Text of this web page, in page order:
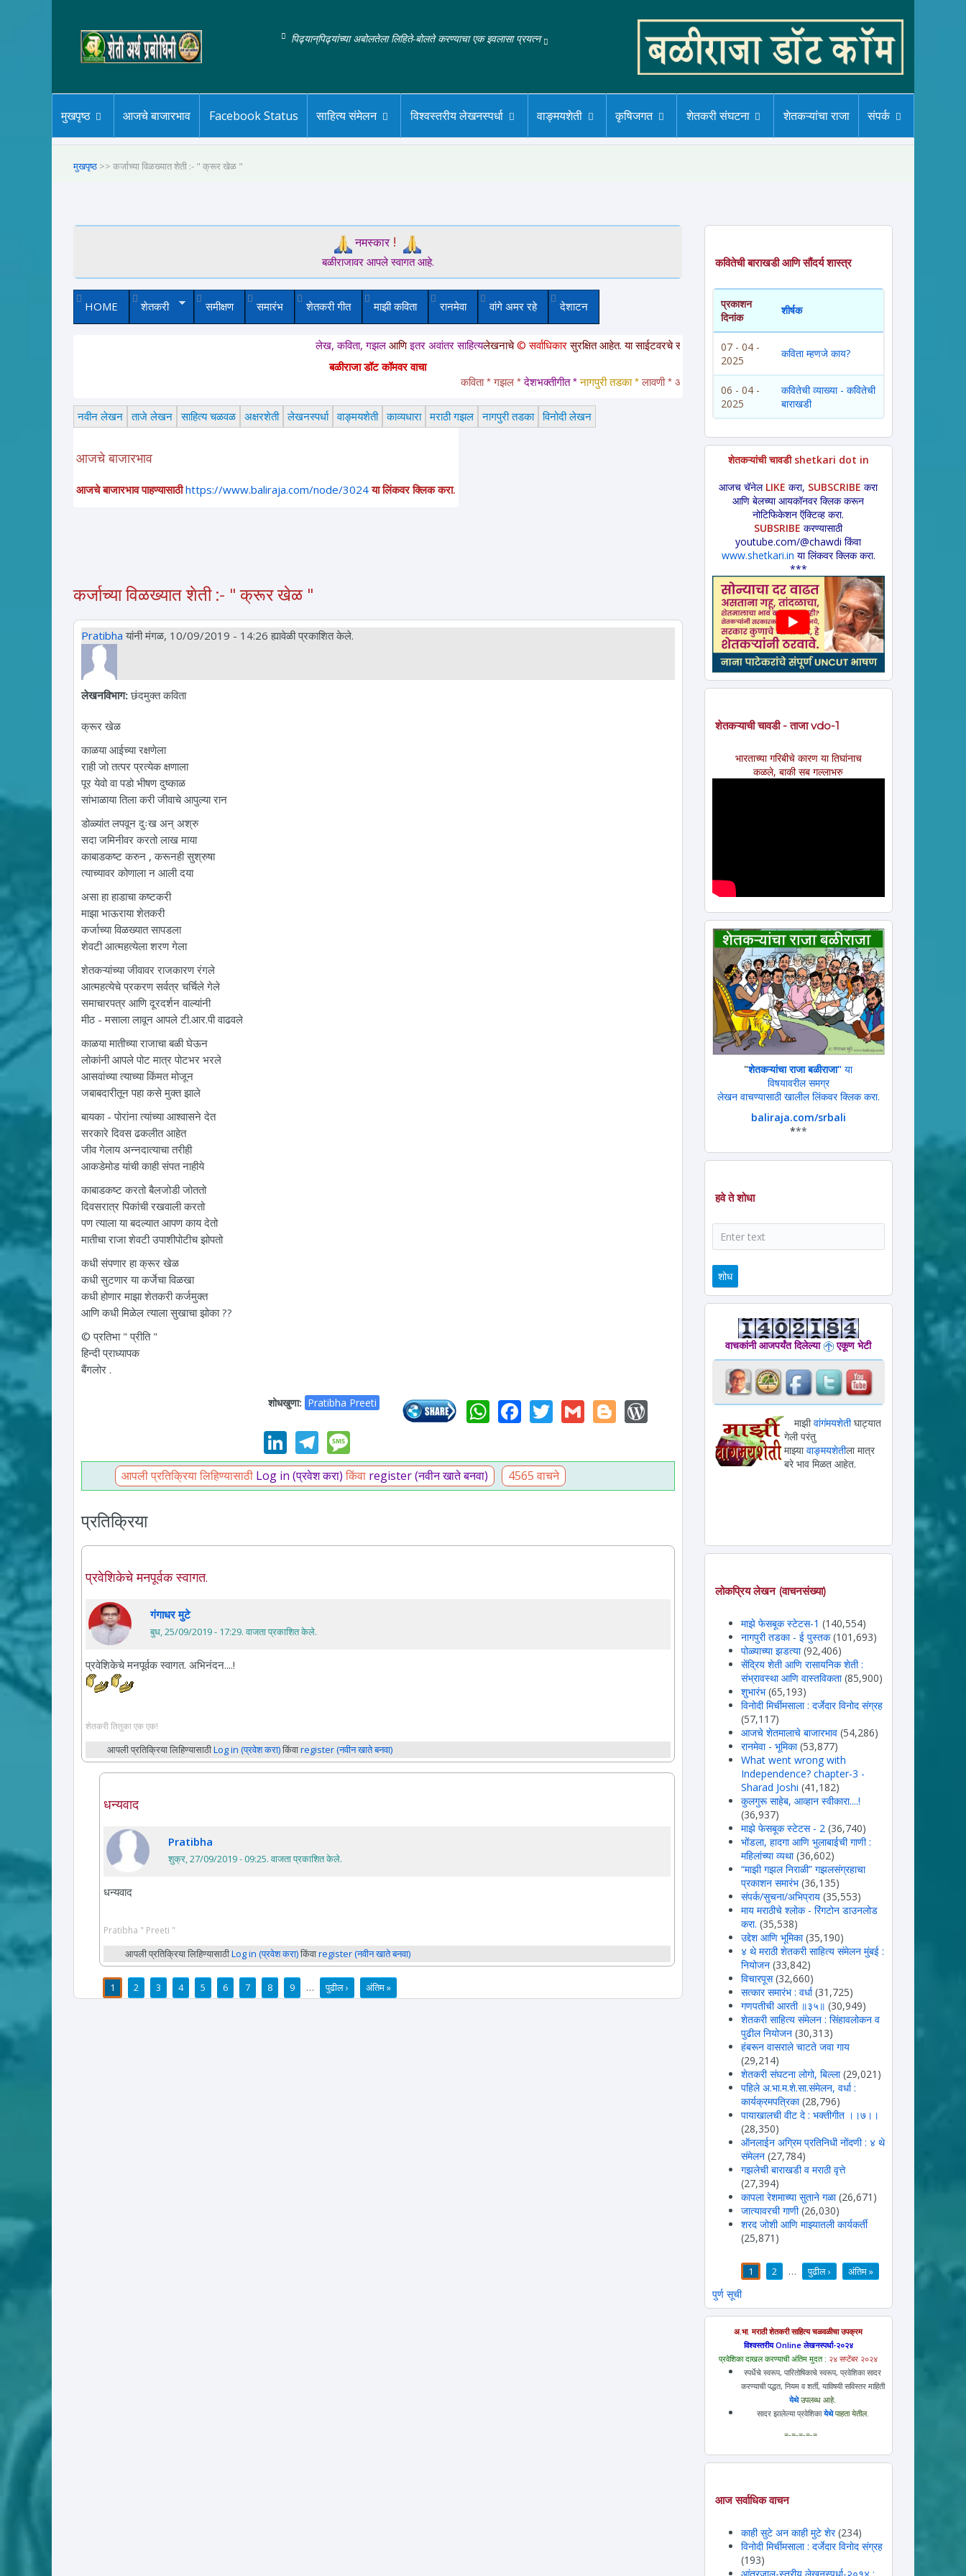
पिढ्यान्‌पिढ्यांच्या अबोलतेला लिहिते-बोलते करण्याचा एक इवलासा प्रयत्न
मुखपृष्ठ आजचे बाजारभाव Facebook Status साहित्य संमेलन विश्वस्तरीय लेखनस्पर्धा वाङ्मयशेती कृषिजगत शेतकरी संघटना शेतकऱ्यांचा राजा संपर्क
मुखपृष्ठ >> कर्जाच्या विळख्यात शेती :- " क्रूर खेळ "
नमस्कार!
बळीराजावर आपले स्वागत आहे.
HOME शेतकरी समीक्षण समारंभ शेतकरी गीत माझी कविता रानमेवा वांगे अमर रहे देशाटन
लेख, कविता, गझलआणि इतर अवांतर साहित्यलेखनाचे© सर्वाधिकारसुरक्षित आहेत. या साईटवरचे साहित्य इतरांना पाठवायचे असल्यास कृपया साईटचा पत्ता इतरांना कळवावा ही विनंती. येथील
बळीराजा डॉट कॉमवर वाचा
कविता * गझल * देशभक्तीगीत * नागपुरी तडका * लावणी * अंगाईगीत * शेतकरीगीत * ललीत लेख * कथा * हादग्याची गाणी *
नवीन लेखन ताजे लेखन साहित्य चळवळ अक्षरशेती लेखनस्पर्धा वाङ्मयशेती काव्यधारा मराठी गझल नागपुरी तडका विनोदी लेखन
आजचे बाजारभाव
आजचे बाजारभाव पाहण्यासाठी https://www.baliraja.com/node/3024 या लिंकवर क्लिक करा.
कर्जाच्या विळख्यात शेती :- " क्रूर खेळ "
Pratibha यांनी मंगळ, 10/09/2019 - 14:26 ह्यावेळी प्रकाशित केले.
लेखनविभाग:छंदमुक्त कविता
क्रूर खेळ
काळया आईच्या रक्षणेला
राही जो तत्पर प्रत्येक क्षणाला
पूर येवो वा पडो भीषण दुष्काळ
सांभाळाया तिला करी जीवाचे आपुल्या रान
डोळ्यांत लपवून दुःख अन् अश्रु
सदा जमिनीवर करतो लाख माया
काबाडकष्ट करुन , करूनही सुश्रुषा
त्याच्यावर कोणाला न आली दया
असा हा हाडाचा कष्टकरी
माझा भाऊराया शेतकरी
कर्जाच्या विळख्यात सापडला
शेवटी आत्महत्येला शरण गेला
शेतकऱ्यांच्या जीवावर राजकारण रंगले
आत्महत्येचे प्रकरण सर्वत्र चर्चिले गेले
समाचारपत्र आणि दूरदर्शन वाल्यांनी
मीठ - मसाला लावून आपले टी.आर.पी वाढवले
काळया मातीच्या राजाचा बळी घेऊन
लोकांनी आपले पोट मात्र पोटभर भरले
आसवांच्या त्याच्या किंमत मोजून
जबाबदारीतून पहा कसे मुक्त झाले
बायका - पोरांना त्यांच्या आश्वासने देत
सरकारे दिवस ढकलीत आहेत
जीव गेलाय अन्नदात्याचा तरीही
आकडेमोड यांची काही संपत नाहीये
काबाडकष्ट करतो बैलजोडी जोततो
दिवसरात्र पिकांची रखवाली करतो
पण त्याला या बदल्यात आपण काय देतो
मातीचा राजा शेवटी उपाशीपोटीच झोपतो
कधी संपणार हा क्रूर खेळ
कधी सुटणार या कर्जेचा विळखा
कधी होणार माझा शेतकरी कर्जमुक्त
आणि कधी मिळेल त्याला सुखाचा झोका ??
© प्रतिभा " प्रीति "
हिन्दी प्राध्यापक
बैंगलोर .
शोधखुणा: Pratibha Preeti WhatsApp
Facebook
Twitter
GmailBloggerWordPress
LinkedIn
Telegram
आपली प्रतिक्रिया लिहिण्यासाठी Log in (प्रवेश करा)किंवा register (नवीन खाते बनवा) 4565 वाचने
प्रतिक्रिया
प्रवेशिकेचे मनपूर्वक स्वागत.
गंगाधर मुटे
बुध, 25/09/2019 - 17:29. वाजता प्रकाशित केले.
प्रवेशिकेचे मनपूर्वक स्वागत. अभिनंदन....!
शेतकरी तितुका एक एक!
आपली प्रतिक्रिया लिहिण्यासाठीLog in (प्रवेश करा)किंवाregister (नवीन खाते बनवा)
धन्यवाद
Pratibha
शुक्र, 27/09/2019 - 09:25. वाजता प्रकाशित केले.
धन्यवाद
Pratibha " Preeti "
आपली प्रतिक्रिया लिहिण्यासाठीLog in (प्रवेश करा)किंवाregister (नवीन खाते बनवा)
पाने 1 2 3 4 5 6 7 8 9 … पुढील › अंतिम »
कवितेची बाराखडी आणि सौंदर्य शास्त्र
प्रकाशन
दिनांक
शीर्षक
07 - 04 -
2025
कविता म्हणजे काय?
06 - 04 -
2025
कवितेची व्याख्या - कवितेची
बाराखडी
शेतकऱ्यांची चावडी shetkari dot in
आजच चॅनेल LIKE करा, SUBSCRIBE करा
आणि बेलच्या आयकॉनवर क्लिक करून
नोटिफिकेशन ऍक्टिव्ह करा.
SUBSRIBE करण्यासाठी
youtube.com/@chawdi किंवा
www.shetkari.in या लिंकवर क्लिक करा.
***
शेतकऱ्याची चावडी - ताजा vdo-1
भारताच्या गरिबीचे कारण या तिघांनाच
कळले, बाकी सब गल्लाभरु
"शेतकऱ्यांचा राजा बळीराजा" या
विषयावरील समग्र
लेखन वाचण्यासाठी खालील लिंकवर क्लिक करा.
baliraja.com/srbali
***
हवे ते शोधा
शोध
वाचकांनी आजपर्यंत दिलेल्या एकूण भेटी
माझीवांगंमयशेतीघाट्यात
गेली परंतु
माझ्यावाङ्मयशेतीला मात्र
बरे भाव मिळत आहेत.
लोकप्रिय लेखन (वाचनसंख्या)
माझे फेसबूक स्टेटस-1 (140,554)
नागपुरी तडका - ई पुस्तक (101,693)
पोळ्याच्या झडत्या (92,406)
सेंद्रिय शेती आणि रासायनिक शेती :
संभ्रावस्था आणि वास्तविकता (85,900)
शुभारंभ (65,193)
विनोदी मिर्चीमसाला : दर्जेदार विनोद संग्रह
(57,117)
आजचे शेतमालाचे बाजारभाव (54,286)
रानमेवा - भूमिका (53,877)
What went wrong with
Independence? chapter-3 -
Sharad Joshi (41,182)
कुलगुरू साहेब, आव्हान स्वीकारा....!
(36,937)
माझे फेसबूक स्टेटस - 2 (36,740)
भोंडला, हादगा आणि भुलाबाईची गाणी :
महिलांच्या व्यथा (36,602)
“माझी गझल निराळी” गझलसंग्रहाचा
प्रकाशन समारंभ (36,135)
संपर्क/सुचना/अभिप्राय (35,553)
माय मराठीचे श्लोक - रिंगटोन डाउनलोड
करा. (35,538)
उद्देश आणि भूमिका (35,190)
४ थे मराठी शेतकरी साहित्य संमेलन मुंबई :
नियोजन (33,842)
विचारपूस (32,660)
सत्कार समारंभ : वर्धा (31,725)
गणपतीची आरती ॥३५॥ (30,949)
शेतकरी साहित्य संमेलन : सिंहावलोकन व
पुढील नियोजन (30,313)
हंबरून वासराले चाटते जवा गाय
(29,214)
शेतकरी संघटना लोगो, बिल्ला (29,021)
पहिले अ.भा.म.शे.सा.संमेलन, वर्धा :
कार्यक्रमपत्रिका (28,796)
पायाखालची वीट दे : भक्तीगीत ।।७।।
(28,350)
ऑनलाईन अग्रिम प्रतिनिधी नोंदणी : ४ थे
संमेलन (27,784)
गझलेची बाराखडी व मराठी वृत्ते
(27,394)
कापला रेशमाच्या सुताने गळा (26,671)
जात्यावरची गाणी (26,030)
शरद जोशी आणि माझ्यातली कार्यकर्ती
(25,871)
1 2 … पुढील › अंतिम »
पुर्ण सूची
अ.भा. मराठी शेतकरी साहित्य चळवळीचा उपक्रम
विश्वस्तरीय Online लेखनस्पर्धा-२०२४
प्रवेशिका दाखल करण्याची अंतिम मुदत : २४ सप्टेंबर २०२४
स्पर्धेचे स्वरूप, पारितोषिकाचे स्वरूप, प्रवेशिका सादर
करण्याची पद्धत, नियम व शर्ती, याविषयी सविस्तर माहिती
येथेउपलब्ध आहे.
सादर झालेल्या प्रवेशिकायेथेपाहता येतील.
=-=-=-=-=
आज सर्वाधिक वाचन
काही सुटे अन काही मुटे शेर (234)
विनोदी मिर्चीमसाला : दर्जेदार विनोद संग्रह
(193)